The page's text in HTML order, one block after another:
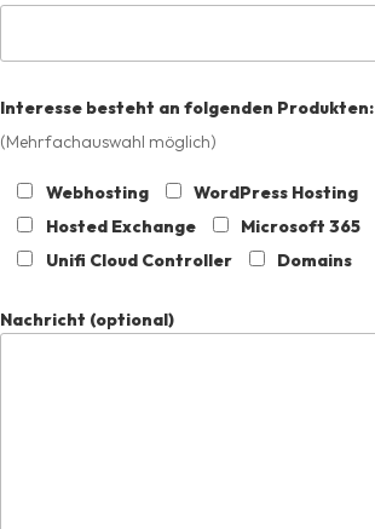
Interesse besteht an folgenden Produkten:
(Mehrfachauswahl möglich)
Webhosting
WordPress Hosting
Hosted Exchange
Microsoft 365
Unifi Cloud Controller
Domains
Nachricht (optional)